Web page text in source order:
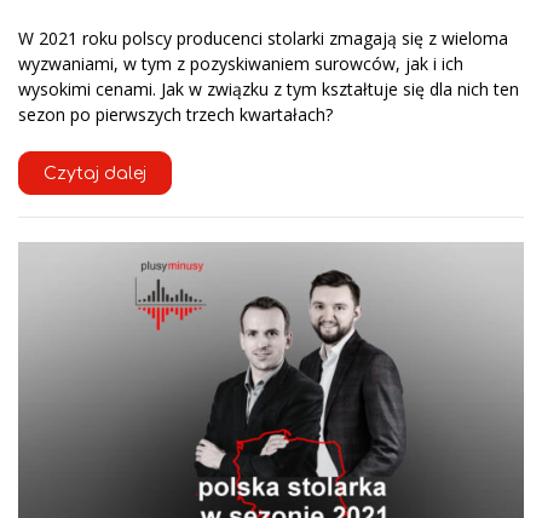
W 2021 roku polscy producenci stolarki zmagają się z wieloma
wyzwaniami, w tym z pozyskiwaniem surowców, jak i ich
wysokimi cenami. Jak w związku z tym kształtuje się dla nich ten
sezon po pierwszych trzech kwartałach?
Czytaj dalej